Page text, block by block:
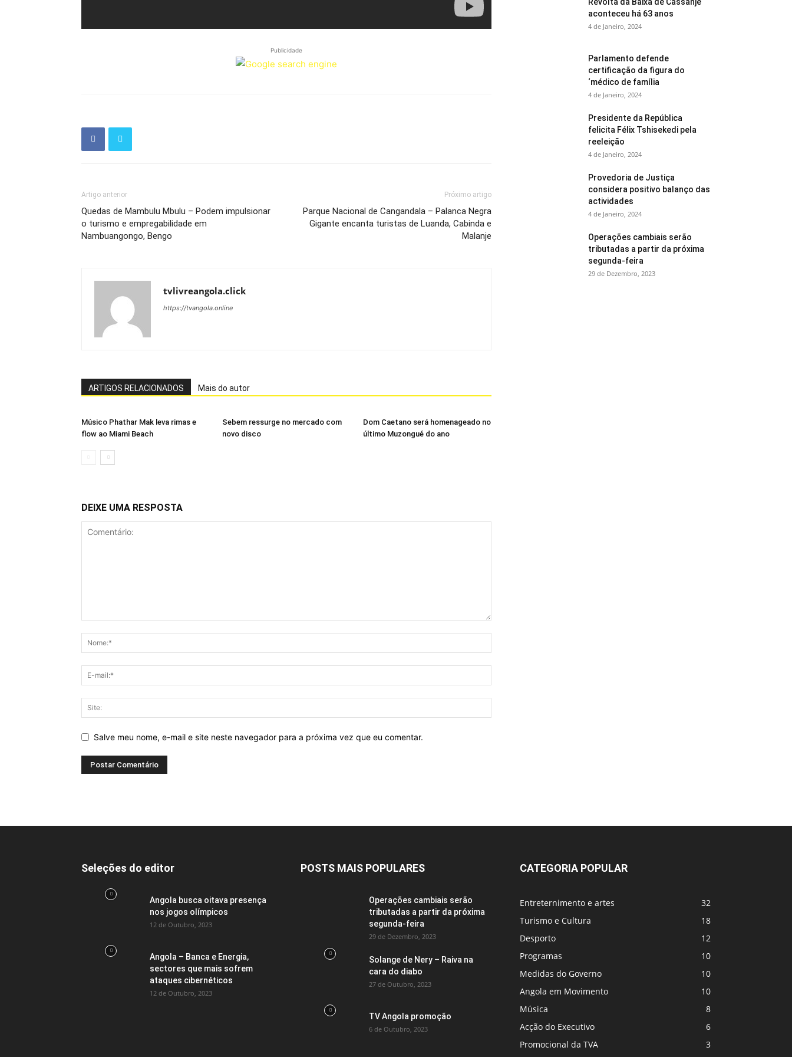
Publicidade
Artigo anterior
Quedas de Mambulu Mbulu – Podem impulsionar
o turismo e empregabilidade em
Nambuangongo, Bengo
Próximo artigo
Parque Nacional de Cangandala – Palanca Negra
Gigante encanta turistas de Luanda, Cabinda e
Malanje
tvlivreangola.click
https://tvangola.online
ARTIGOS RELACIONADOS Mais do autor
Músico Phathar Mak leva rimas e
flow ao Miami Beach
Sebem ressurge no mercado com
novo disco
Dom Caetano será homenageado no
último Muzongué do ano
DEIXE UMA RESPOSTA
Salve meu nome, e-mail e site neste navegador para a próxima vez que eu comentar.
aconteceu há 63 anos
4 de Janeiro, 2024
Parlamento defende
certificação da figura do
‘médico de família
4 de Janeiro, 2024
Presidente da República
felicita Félix Tshisekedi pela
reeleição
4 de Janeiro, 2024
Provedoria de Justiça
considera positivo balanço das
actividades
4 de Janeiro, 2024
Operações cambiais serão
tributadas a partir da próxima
segunda-feira
29 de Dezembro, 2023
Seleções do editor
Angola busca oitava presença
nos jogos olímpicos
12 de Outubro, 2023
Angola – Banca e Energia,
sectores que mais sofrem
ataques cibernéticos
12 de Outubro, 2023
POSTS MAIS POPULARES
Operações cambiais serão
tributadas a partir da próxima
segunda-feira
29 de Dezembro, 2023
Solange de Nery – Raiva na
cara do diabo
27 de Outubro, 2023
TV Angola promoção
6 de Outubro, 2023
CATEGORIA POPULAR
Entreternimento e artes
32
Turismo e Cultura
18
Desporto
12
Programas
10
Medidas do Governo
10
Angola em Movimento
10
Música
8
Acção do Executivo
6
Promocional da TVA
3